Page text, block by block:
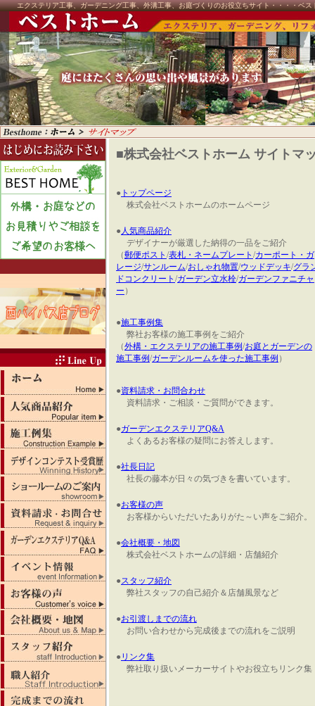
エクステリア工事、ガーデニング工事、外溝工事、お庭づくりのお役立ちサイト・・・・ベス
■株式会社ベストホーム サイトマ
● トップページ
株式会社ベストホームのホームページ
● 人気商品紹介
デザイナーが厳選した納得の一品をご紹介
（郵便ポスト /表札・ネームプレート /カーポート・ガ
レージ/サンルーム/おしゃれ物置/ウッドデッキ/グラ
ドコンクリート /ガーデン立水栓/ガーデンファニチャ
ー ）
●施工事例集
弊社お客様の施工事例をご紹介
（外構・エクステリアの施工事例/お庭とガーデンの
施工事例/ガーデンルームを使った施工事例 ）
●資料請求・お問合わせ
資料請求・ご相談・ご質問ができます。
●ガーデンエクステリアQ&A
よくあるお客様の疑問にお答えします。
●社長日記
社長の藤本が日々の気づきを書いています。
●お客様の声
お客様からいただいたありがた～い声をご紹介。
●会社概要・地図
株式会社ベストホームの詳細・店舗紹介
●スタッフ紹介
弊社スタッフの自己紹介＆店舗風景など
●お引渡しまでの流れ
お問い合わせから完成後までの流れをご説明
● リンク集
弊社取り扱いメーカーサイトやお役立ちリンク集